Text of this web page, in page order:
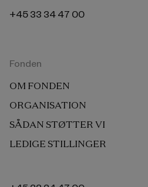
+45 33 34 47 00
Fonden
OM FONDEN
ORGANISATION
SÅDAN STØTTER VI
LEDIGE STILLINGER